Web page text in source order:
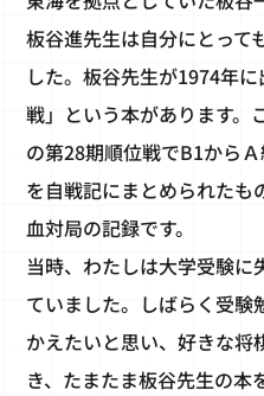
板谷進先生は自分にとって
した。板谷先生が1974年
戦」という本があります。
の第28期順位戦でB1から
を自戦記にまとめられたも
血対局の記録です。
当時、わたしは大学受験
ていました。しばらく受験
かえたいと思い、好きな将
き、たまたま板谷先生の